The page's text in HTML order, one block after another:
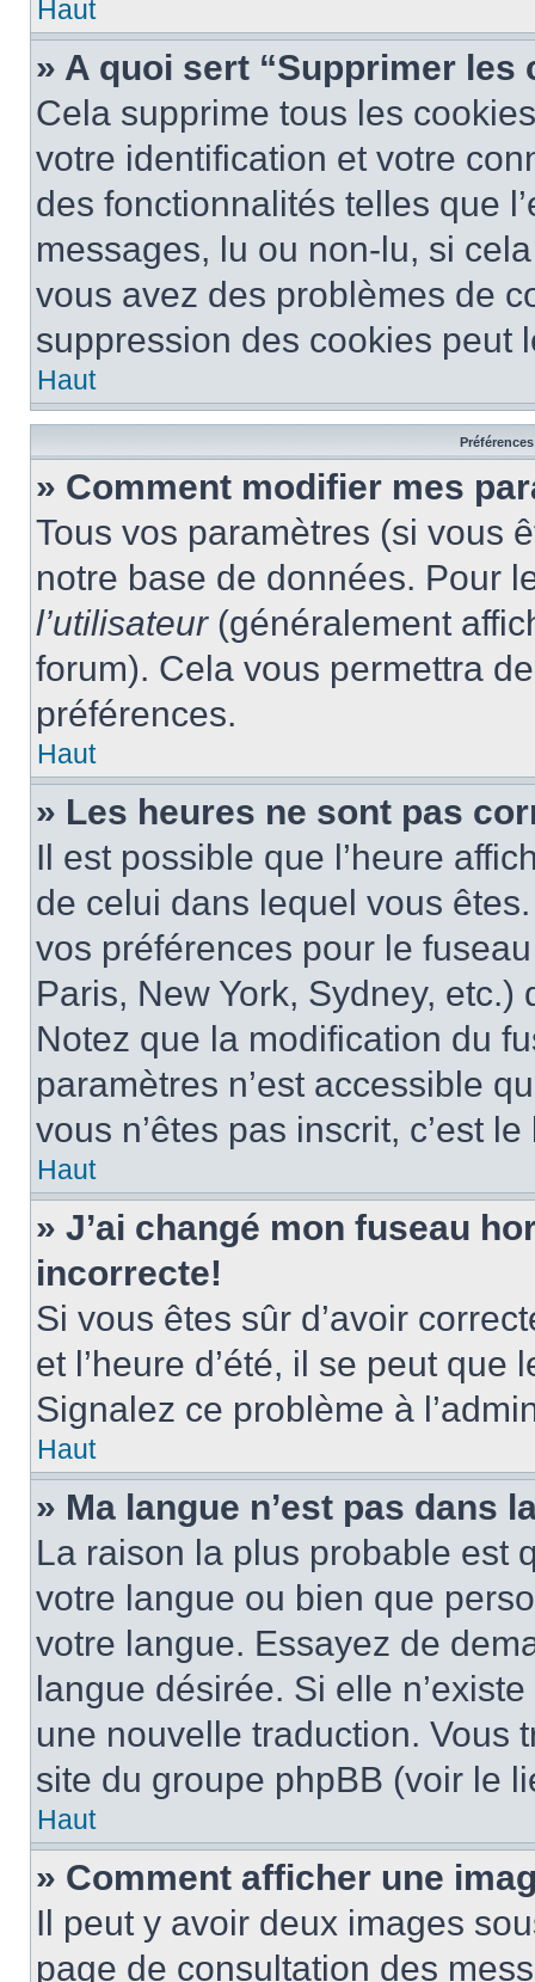
Haut
» A quoi sert “Supprimer les
Cela supprime tous les
votre identification et votre
des fonctionnalités telles que
messages, lu ou non-lu, si
vous avez des problèmes de
suppression des cookies peut
Haut
» Comment modifier mes
Tous vos paramètres (si vous
notre base de données. Pour
l’utilisateur(généralement
forum). Cela vous permettra
préférences.
Haut
» Les heures ne sont pas
Il est possible que l’heure
de celui dans lequel vous
vos préférences pour le
Paris, New York, Sydney, etc.)
Notez que la modification du
paramètres n’est accessible
vous n’êtes pas inscrit, c’est
Haut
» J’ai changé mon fuseau
incorrecte!
Si vous êtes sûr d’avoir
et l’heure d’été, il se peut que
Signalez ce problème à
Haut
» Ma langue n’est pas dans
La raison la plus probable est
votre langue ou bien que
votre langue. Essayez de
langue désirée. Si elle
une nouvelle traduction. Vous
site du groupe phpBB (voir le
Haut
» Comment afficher une
Il peut y avoir deux images
page de consultation des